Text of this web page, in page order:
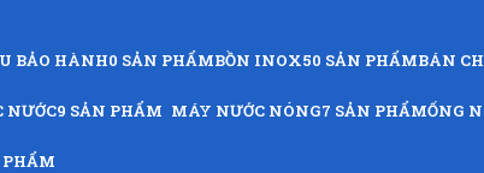
BẢO HÀNH0 SẢN PHẨMBỒN INOX50 SẢN PHẨMBÁN
NƯỚC9 SẢN PHẨM MÁY NƯỚC NÓNG7 SẢN PHẨMỐNG
PHẨM